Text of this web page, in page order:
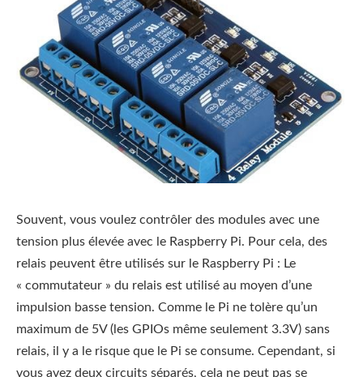
Souvent, vous voulez contrôler des modules avec une
tension plus élevée avec le Raspberry Pi. Pour cela, des
relais peuvent être utilisés sur le Raspberry Pi : Le
« commutateur » du relais est utilisé au moyen d’une
impulsion basse tension. Comme le Pi ne tolère qu’un
maximum de 5V (les GPIOs même seulement 3.3V) sans
relais, il y a le risque que le Pi se consume. Cependant, si
vous avez deux circuits séparés, cela ne peut pas se